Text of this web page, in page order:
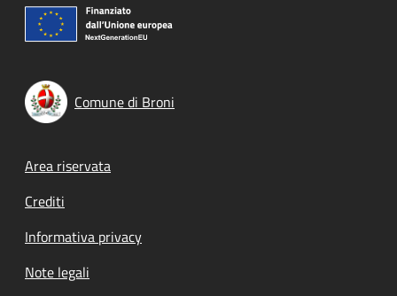
Comune di Broni
Footer menu
Area riservata
Crediti
Informativa privacy
Note legali